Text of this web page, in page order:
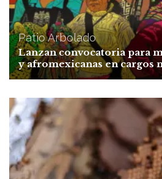
Patio Arbolado
Lanzan convocatoria para
y afromexicanas en cargos